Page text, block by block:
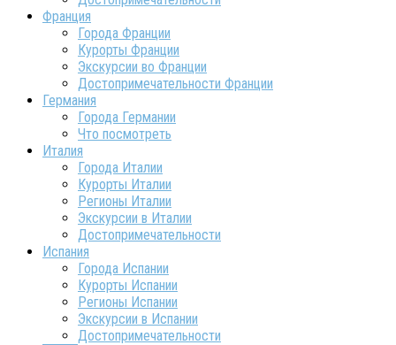
Франция
Города Франции
Курорты Франции
Экскурсии во Франции
Достопримечательности Франции
Германия
Города Германии
Что посмотреть
Италия
Города Италии
Курорты Италии
Регионы Италии
Экскурсии в Италии
Достопримечательности
Испания
Города Испании
Курорты Испании
Регионы Испании
Экскурсии в Испании
Достопримечательности